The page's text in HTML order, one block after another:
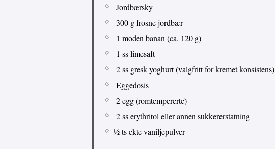
Jordbærsky
300 g frosne jordbær
1 moden banan (ca. 120 g)
1 ss limesaft
2 ss gresk yoghurt (valgfritt for kremet konsistens)
Eggedosis
2 egg (romtempererte)
2 ss erythritol eller annen sukkererstatning
½ ts ekte vaniljepulver